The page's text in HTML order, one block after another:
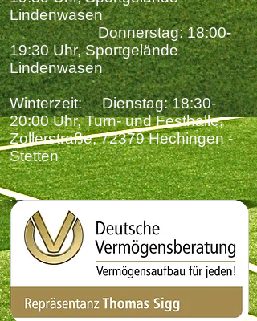
Lindenwasen
Donnerstag: 18:00-
19:30 Uhr, Sportgelände
Lindenwasen
Winterzeit: Dienstag: 18:30-
20:00 Uhr, Turn- und Festhalle,
Zollerstraße, 72379 Hechingen -
Stetten